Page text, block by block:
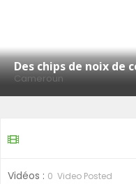
GHANA
Des chips de noix de
Cameroun
Vidéos : 0 Video Posted